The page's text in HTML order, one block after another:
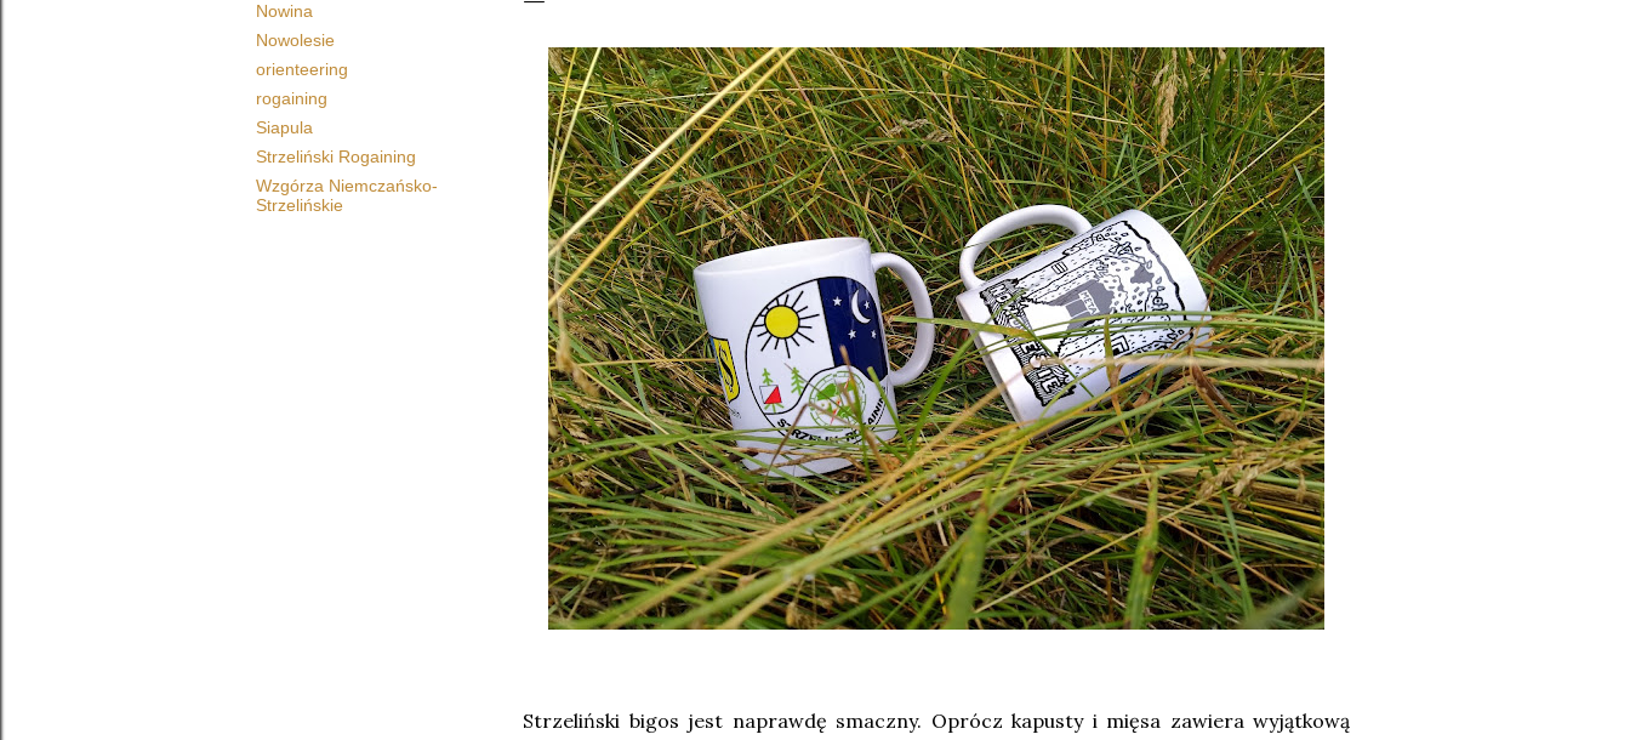
Nowina
Nowolesie
orienteering
rogaining
Siapula
Strzeliński Rogaining
Wzgórza Niemczańsko-
Strzelińskie
Strzeliński bigos jest naprawdę smaczny. Oprócz kapusty i mięsa zawiera wyjątkową